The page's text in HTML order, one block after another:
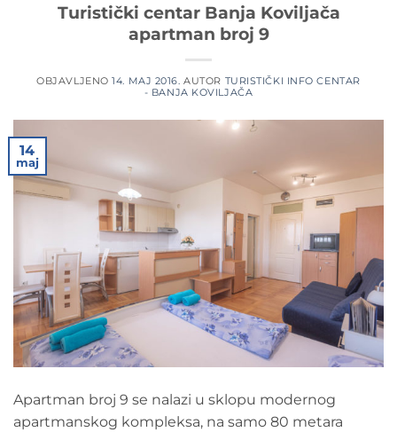
Turistički centar Banja Koviljača
apartman broj 9
OBJAVLJENO14. MAJ 2016. AUTOR TURISTIČKI INFO CENTAR
- BANJA KOVILJAČA
14
maj
Apartman broj 9 se nalazi u sklopu modernog
apartmanskog kompleksa, na samo 80 metara